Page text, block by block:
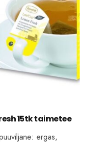
15tk taimetee
ergas,